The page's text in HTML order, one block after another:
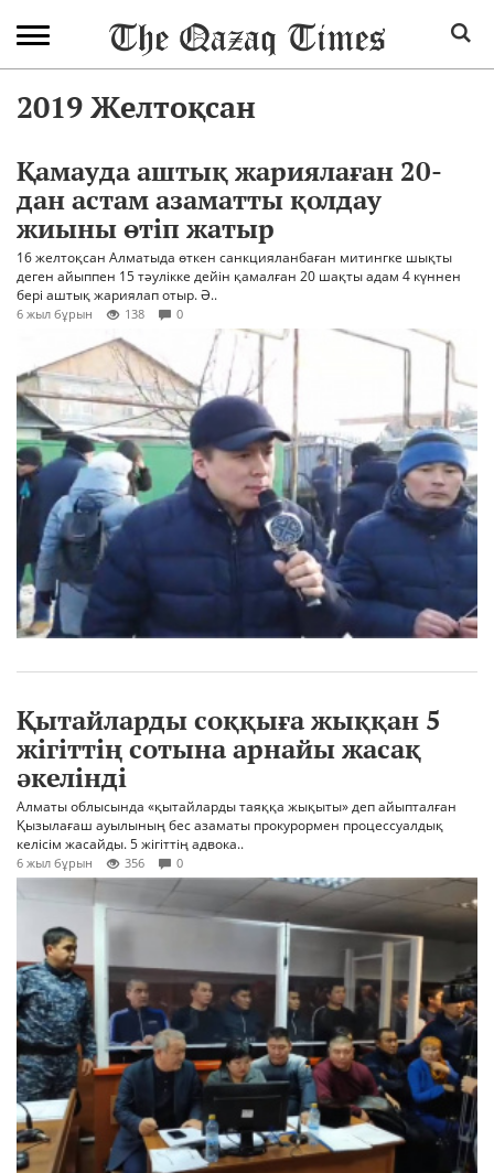
2019 Желтоқсан
Қамауда аштық жариялаған 20-
дан астам азаматты қолдау
жиыны өтіп жатыр
16 желтоқсан Алматыда өткен санкцияланбаған митингке шықты
деген айыппен 15 тәулікке дейін қамалған 20 шақты адам 4 күннен
бері аштық жариялап отыр. Ә..
6 жыл бұрын 138 0
Қытайларды соққыға жыққан 5
жігіттің сотына арнайы жасақ
әкелінді
Алматы облысында «қытайларды таяққа жықыты» деп айыпталған
Қызылағаш ауылының бес азаматы прокурормен процессуалдық
келісім жасайды. 5 жігіттің адвока..
6 жыл бұрын 356 0